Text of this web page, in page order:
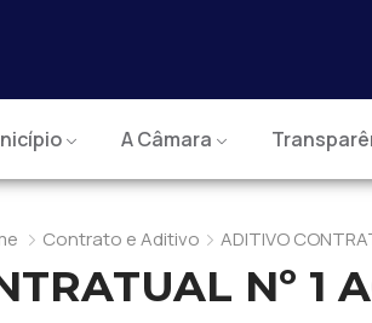
A Câmara
Contrato e Aditivo ADITIVO
Nº 1